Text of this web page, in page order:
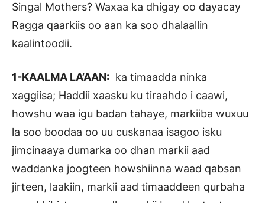
Singal Mothers? Waxaa ka dhigay oo dayacay
Ragga qaarkiis oo aan ka soo dhalaallin
kaalintoodii.
1-KAALMA LA’AAN: ka timaadda ninka
xaggiisa; Haddii xaasku ku tiraahdo i caawi,
howshu waa igu badan tahaye, markiiba wuxuu
la soo boodaa oo uu cuskanaa isagoo isku
jimcinaaya dumarka oo dhan markii aad
waddanka joogteen howshiinna waad qabsan
jirteen, laakiin, markii aad timaaddeen qurbaha